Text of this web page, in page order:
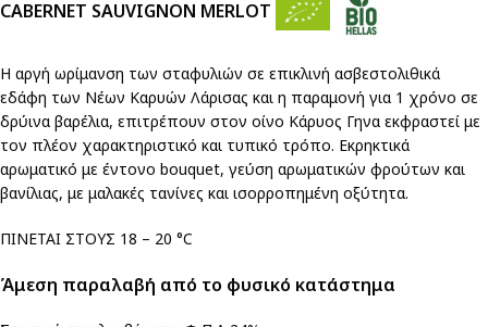
CABERNET SAUVIGNON MERLOT
Η αργή ωρίμανση των σταφυλιών σε επικλινή ασβεστολιθικά
εδάφη των Νέων Καρυών Λάρισας και η παραμονή για 1 χρόνο σε
δρύινα βαρέλια, επιτρέπουν στον οίνο Κάρυος Γηνα εκφραστεί με
τον πλέον χαρακτηριστικό και τυπικό τρόπο. Εκρηκτικά
αρωματικό με έντονο bouquet, γεύση αρωματικών φρούτων και
βανίλιας, με μαλακές τανίνες και ισορροπημένη οξύτητα.
ΠΙΝΕΤΑΙ ΣΤΟΥΣ 18 – 20 °C
Άμεση παραλαβή από το φυσικό κατάστημα